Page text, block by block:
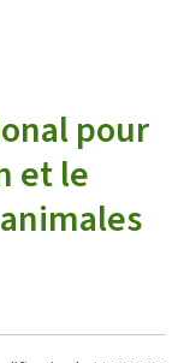
pour
et le